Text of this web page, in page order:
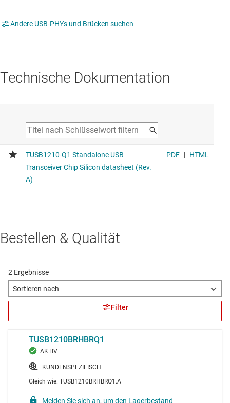
Andere USB-PHYs und Brücken suchen
Technische Dokumentation
Bestellen & Qualität